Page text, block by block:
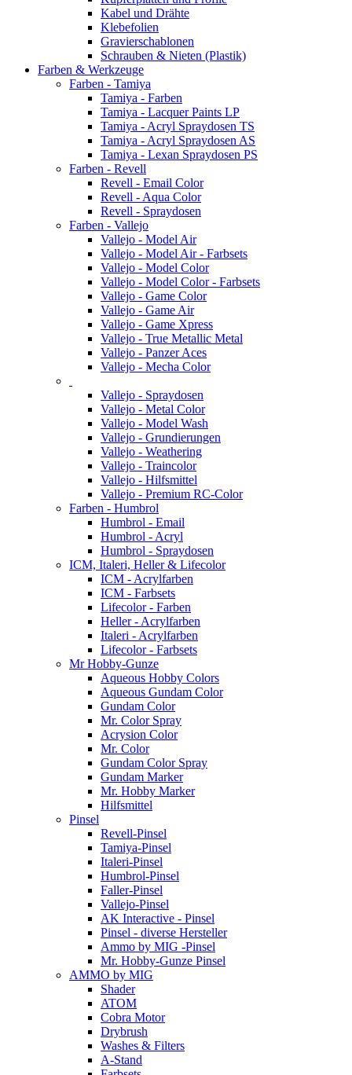
Kabel und Drähte
Klebefolien
Gravierschablonen
Schrauben & Nieten (Plastik)
Farben & Werkzeuge
Farben - Tamiya
Tamiya - Farben
Tamiya - Lacquer Paints LP
Tamiya - Acryl Spraydosen TS
Tamiya - Acryl Spraydosen AS
Tamiya - Lexan Spraydosen PS
Farben - Revell
Revell - Email Color
Revell - Aqua Color
Revell - Spraydosen
Farben - Vallejo
Vallejo - Model Air
Vallejo - Model Air - Farbsets
Vallejo - Model Color
Vallejo - Model Color - Farbsets
Vallejo - Game Color
Vallejo - Game Air
Vallejo - Game Xpress
Vallejo - True Metallic Metal
Vallejo - Panzer Aces
Vallejo - Mecha Color
Vallejo - Spraydosen
Vallejo - Metal Color
Vallejo - Model Wash
Vallejo - Grundierungen
Vallejo - Weathering
Vallejo - Traincolor
Vallejo - Hilfsmittel
Vallejo - Premium RC-Color
Farben - Humbrol
Humbrol - Email
Humbrol - Acryl
Humbrol - Spraydosen
ICM, Italeri, Heller & Lifecolor
ICM - Acrylfarben
ICM - Farbsets
Lifecolor - Farben
Heller - Acrylfarben
Italeri - Acrylfarben
Lifecolor - Farbsets
Mr Hobby-Gunze
Aqueous Hobby Colors
Aqueous Gundam Color
Gundam Color
Mr. Color Spray
Acrysion Color
Mr. Color
Gundam Color Spray
Gundam Marker
Mr. Hobby Marker
Hilfsmittel
Pinsel
Revell-Pinsel
Tamiya-Pinsel
Italeri-Pinsel
Humbrol-Pinsel
Faller-Pinsel
Vallejo-Pinsel
AK Interactive - Pinsel
Pinsel - diverse Hersteller
Ammo by MIG -Pinsel
Mr. Hobby-Gunze Pinsel
AMMO by MIG
Shader
ATOM
Cobra Motor
Drybrush
Washes & Filters
A-Stand